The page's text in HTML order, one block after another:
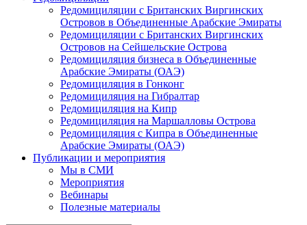
Редомициляции с Британских Виргинских
Островов в Объединенные Арабские Эмираты
Редомициляции с Британских Виргинских
Островов на Сейшельские Острова
Редомициляция бизнеса в Объединенные
Арабские Эмираты (ОАЭ)
Редомициляция в Гонконг
Редомициляция на Гибралтар
Редомициляция на Кипр
Редомициляция на Маршалловы Острова
Редомициляция с Кипра в Объединенные
Арабские Эмираты (ОАЭ)
Публикации и мероприятия
Мы в СМИ
Мероприятия
Вебинары
Полезные материалы